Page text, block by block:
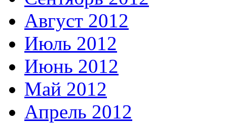
Август 2012
Июль 2012
Июнь 2012
Май 2012
Апрель 2012